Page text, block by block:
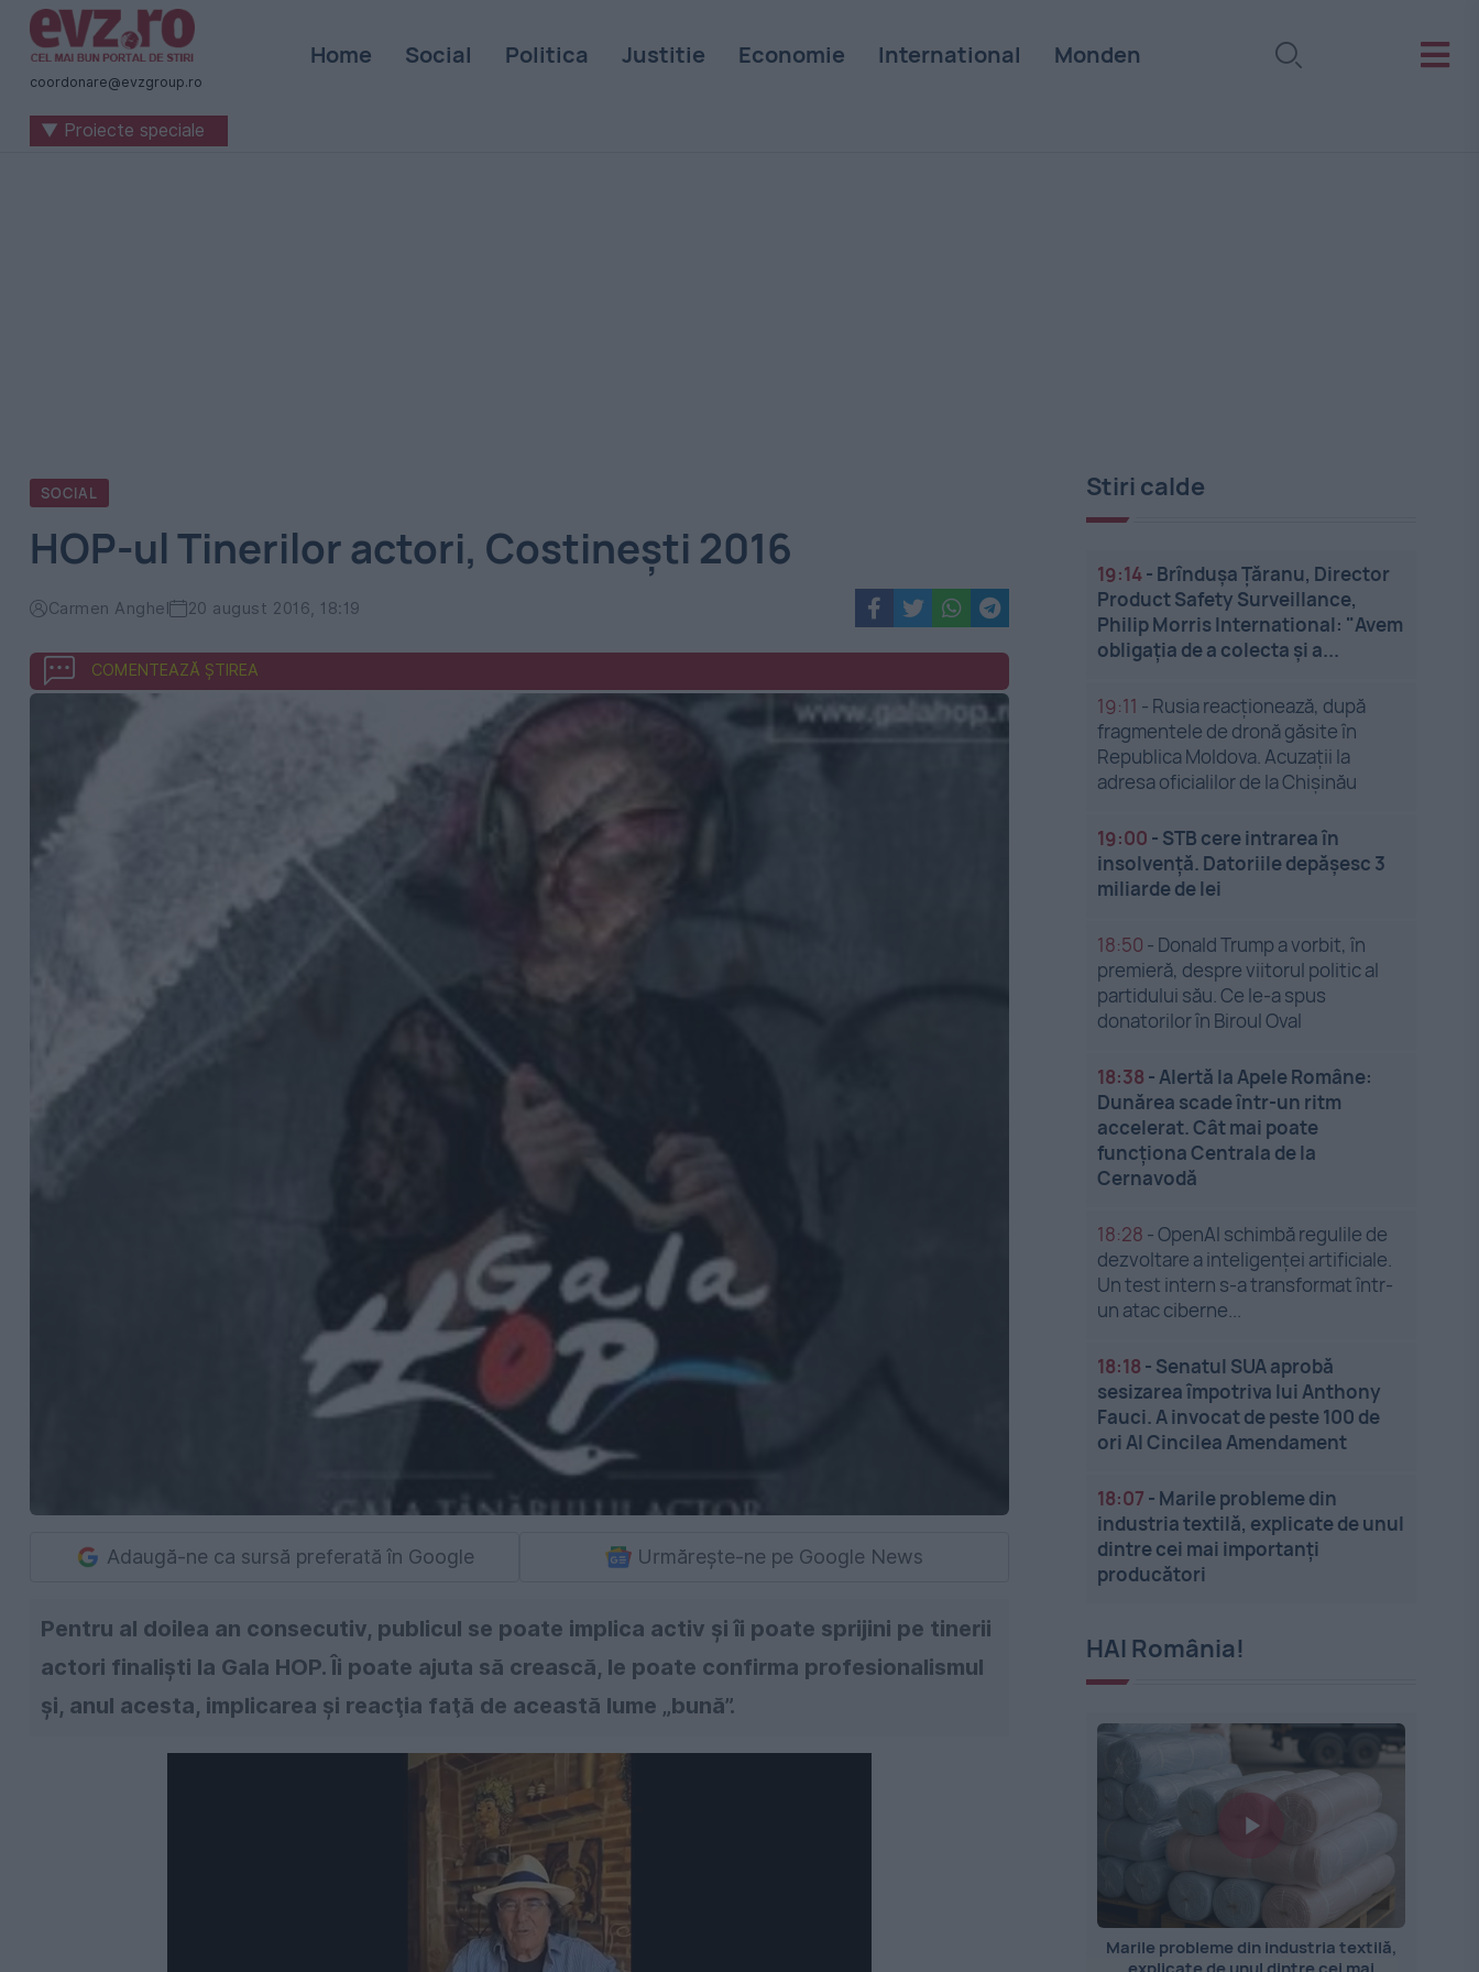
Știri
naționale
internaționale
coordonare@evzgroup.ro
Home Social Politica Justitie Economie International Monden
▼ Proiecte speciale
SOCIAL
HOP-ul Tinerilor actori, Costinești 2016
Carmen Anghel 20 august 2016, 18:19
COMENTEAZĂ ȘTIREA
Adaugă-ne ca sursă preferată în Google Urmărește-ne pe Google News
Pentru al doilea an consecutiv, publicul se poate implica activ şi îi poate sprijini pe tinerii
actori finalişti la Gala HOP. Îi poate ajuta să crească, le poate confirma profesionalismul
şi, anul acesta, implicarea şi reacţia faţă de această lume „bună”.
Stiri calde
19:14- Brîndușa Țăranu, Director
Product Safety Surveillance,
Philip Morris International: "Avem
obligația de a colecta și a...
19:11 - Rusia reacționează, după
fragmentele de dronă găsite în
Republica Moldova. Acuzații la
adresa oficialilor de la Chișinău
19:00 - STB cere intrarea în
insolvență. Datoriile depășesc 3
miliarde de lei
18:50 - Donald Trump a vorbit, în
premieră, despre viitorul politic al
partidului său. Ce le-a spus
donatorilor în Biroul Oval
18:38 -Alertă la Apele Române:
Dunărea scade într-un ritm
accelerat. Cât mai poate
funcționa Centrala de la
Cernavodă
18:28 -OpenAI schimbă regulile de
dezvoltare a inteligenței artificiale.
Un test intern s-a transformat într-
un atac ciberne...
18:18 - Senatul SUA aprobă
sesizarea împotriva lui Anthony
Fauci. A invocat de peste 100 de
ori Al Cincilea Amendament
18:07 - Marile probleme din
industria textilă, explicate de unul
dintre cei mai importanți
producători
HAI România!
Marile probleme din industria textilă,